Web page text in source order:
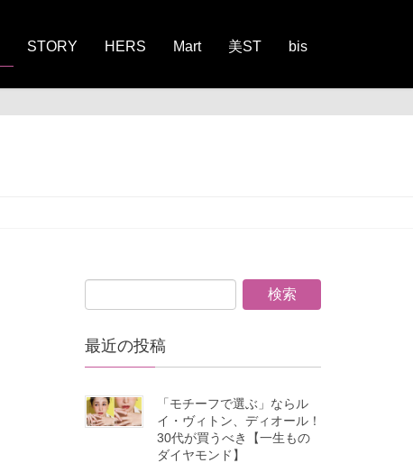
STORY HERS Mart 美ST bis
最近の投稿
「モチーフで選ぶ」ならル
イ・ヴィトン、ディオール！
30代が買うべき【一生もの
ダイヤモンド】